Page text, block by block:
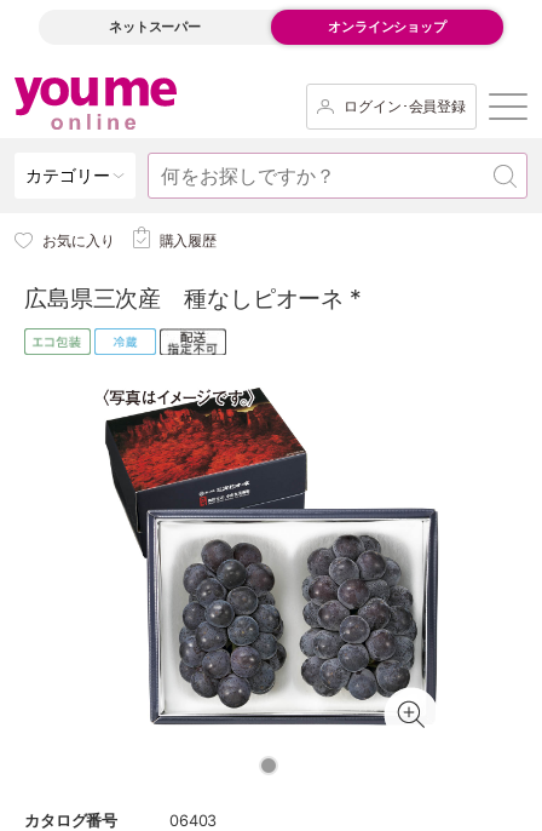
ネットスーパー オンラインショップ
ログイン･会員登録
カテゴリー
お気に入り 購入履歴
広島県三次産 種なしピオーネ *
カタログ番号
06403